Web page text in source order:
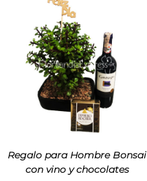
Regalo para Hombre Bonsai
con vino y chocolates